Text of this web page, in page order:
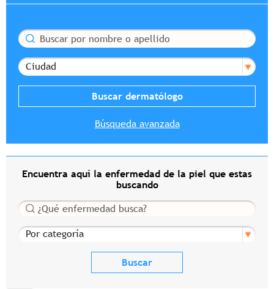
Buscar
Ciudad
Búsqueda avanzada
Encuentra aquí la enfermedad de la piel que estas
buscando
Buscar
Por categoría